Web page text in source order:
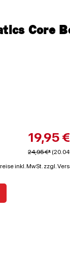
Core
19,95
24,95 €*
inkl. MwSt. zzgl.